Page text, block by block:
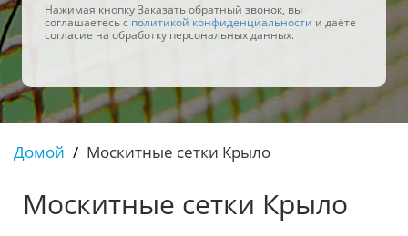
Нажимая кнопку Заказать обратный звонок, вы
соглашаетесь с политикой конфиденциальности и даёте
согласие на обработку персональных данных.
Домой Москитные сетки Крыло
Москитные сетки Крыло